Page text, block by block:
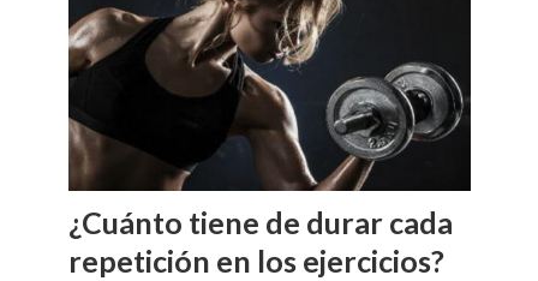
¿Cuánto tiene de durar cada
repetición en los ejercicios?